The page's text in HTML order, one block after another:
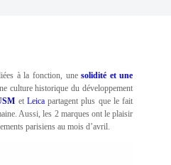
à la fonction, unesolidité et une
culture historique du développement
et Leicapartagent plus que le fait
Aussi, les 2 marques ont le plaisir
parisiens au mois d’avril.